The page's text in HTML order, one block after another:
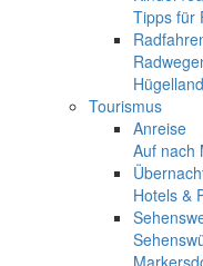
Tipps für
Hügelland
Tourismus
Anreise
Auf nach
Hotels &